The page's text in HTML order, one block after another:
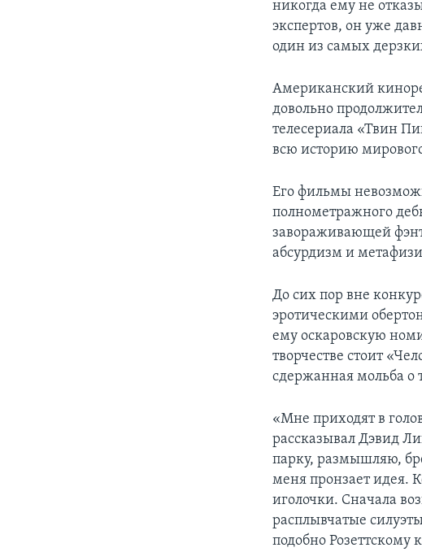
никогда ему не
экспертов, он уже
один из самых
Американский
довольно
телесериала «Твин
всю историю
Его фильмы
полнометражного
завораживающей
абсурдизм и
До сих пор вне
эротическими
ему оскаровскую
творчестве стоит
сдержанная мольба о
«Мне приходят в
рассказывал Дэвид
парку, размышляю,
меня пронзает идея.
иголочки. Сначала
расплывчатые
подобно